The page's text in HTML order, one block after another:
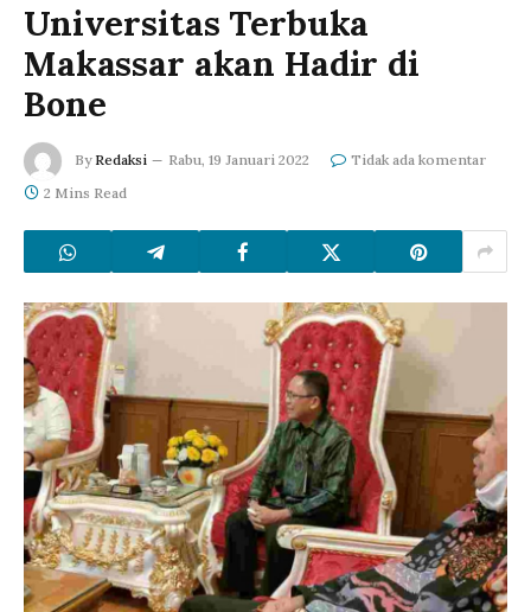
Universitas Terbuka
Makassar akan Hadir di
Bone
By Redaksi Rabu, 19 Januari 2022
Tidak ada komentar
2 Mins Read